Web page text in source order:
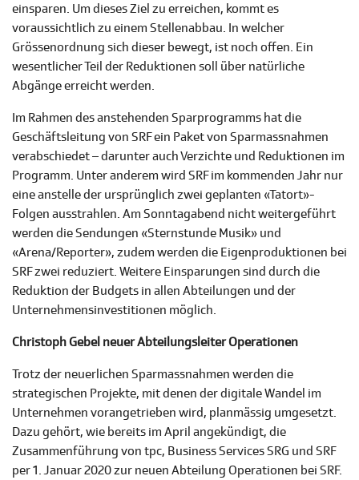
einsparen. Um dieses Ziel zu erreichen, kommt es
voraussichtlich zu einem Stellenabbau. In welcher
Grössenordnung sich dieser bewegt, ist noch offen. Ein
wesentlicher Teil der Reduktionen soll über natürliche
Abgänge erreicht werden.
Im Rahmen des anstehenden Sparprogramms hat die
Geschäftsleitung von SRF ein Paket von Sparmassnahmen
verabschiedet – darunter auch Verzichte und Reduktionen im
Programm. Unter anderem wird SRF im kommenden Jahr nur
eine anstelle der ursprünglich zwei geplanten «Tatort»-
Folgen ausstrahlen. Am Sonntagabend nicht weitergeführt
werden die Sendungen «Sternstunde Musik» und
«Arena/Reporter», zudem werden die Eigenproduktionen bei
SRF zwei reduziert. Weitere Einsparungen sind durch die
Reduktion der Budgets in allen Abteilungen und der
Unternehmensinvestitionen möglich.
Christoph Gebel neuer Abteilungsleiter Operationen
Trotz der neuerlichen Sparmassnahmen werden die
strategischen Projekte, mit denen der digitale Wandel im
Unternehmen vorangetrieben wird, planmässig umgesetzt.
Dazu gehört, wie bereits im April angekündigt, die
Zusammenführung von tpc, Business Services SRG und SRF
per 1. Januar 2020 zur neuen Abteilung Operationen bei SRF.